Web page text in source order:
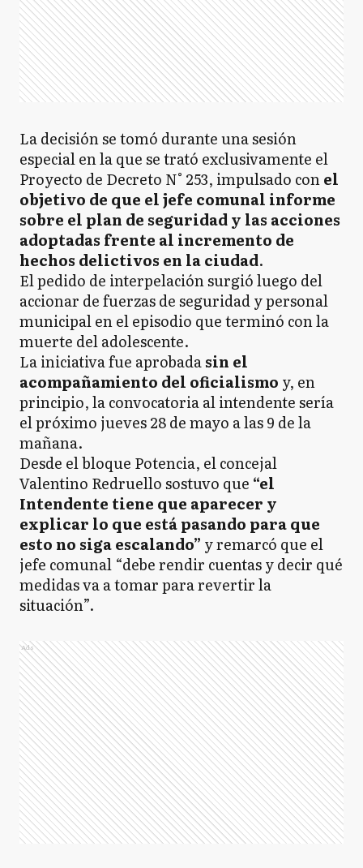
La decisión se tomó durante una sesión
especial en la que se trató exclusivamente el
Proyecto de Decreto N° 253, impulsado conel
objetivo de que el jefe comunal informe
sobre el plan de seguridad y las acciones
adoptadas frente al incremento de
hechos delictivos en la ciudad.
El pedido de interpelación surgió luego del
accionar de fuerzas de seguridad y personal
municipal en el episodio que terminó con la
muerte del adolescente.
La iniciativa fue aprobadasin el
acompañamiento del oficialismo y, en
principio, la convocatoria al intendente sería
el próximo jueves 28 de mayo a las 9 de la
mañana.
Desde el bloque Potencia, el concejal
Valentino Redruello sostuvo que “el
Intendente tiene que aparecer y
explicar lo que está pasando para que
esto no siga escalando” y remarcó que el
jefe comunal “debe rendir cuentas y decir qué
medidas va a tomar para revertir la
situación”.
Ads